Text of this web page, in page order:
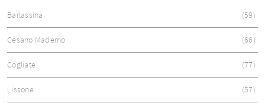
Barlassina 59
Cesano Maderno 66
Cogliate 77
Lissone 57